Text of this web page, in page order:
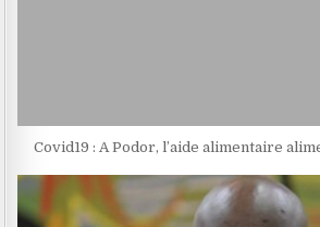
Covid19 : A Podor, l’aide alimentaire